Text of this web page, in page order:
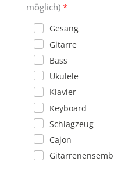
möglich)
Gesang
Gitarre
Bass
Ukulele
Klavier
Keyboard
Schlagzeug
Cajon